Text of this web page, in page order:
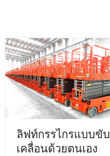
ลิฟท์กรรไกรแบบขับ
เคลื่อนด้วยตนเอง